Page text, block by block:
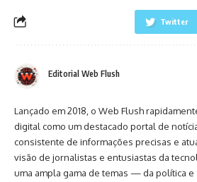
Twitter
Editorial Web Flush
Lançado em 2018, o Web Flush
digital como um destacado portal de
consistente de informações precisas e
visão de jornalistas e entusiastas da
uma ampla gama de temas — da política e